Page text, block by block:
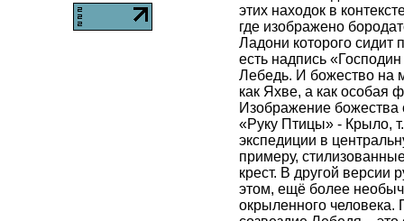
этих находок в
где изображено
Ладони которого сидит
есть надпись
Лебедь. И божество на
как Яхве, а как особая
Изображение божества
«Руку Птицы» - Крыло,
экспедиции в
примеру,
крест. В другой версии
этом, ещё более
окрыленного человека.